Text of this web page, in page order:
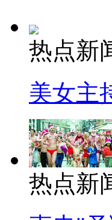
热点新
美女主
热点新